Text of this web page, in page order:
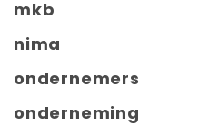
mkb
nima
ondernemers
onderneming